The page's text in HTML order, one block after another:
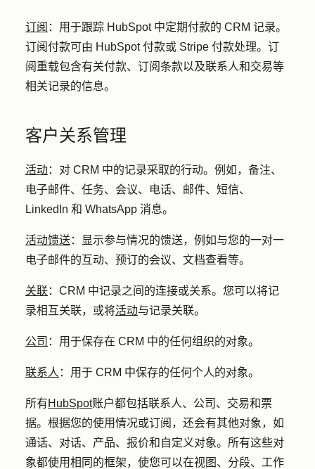
订阅 ： 用于跟踪 HubSpot 中定期付款的 CRM 记录。
订阅付款可由 HubSpot 付款或 Stripe 付款处理。订
阅重载包含有关付款、订阅条款以及联系人和交易等
相关记录的信息。
客户关系管理
活动： 对 CRM 中的记录采取的行动。例如，备注、
电子邮件、任务、会议、电话、邮件、短信、
LinkedIn 和 WhatsApp 消息。
活动馈送：
显示参与情况的馈送，例如与您的一对一
电子邮件的互动、预订的会议、文档查看等。
关联：CRM 中记录之间的连接或关系。您可以将记
录相互关联，或将活动与记录关联。
公司 ： 用于保存在 CRM 中的任何组织的对象。
联系人 ： 用于 CRM 中保存的任何个人的对象。
所有HubSpot账户都包括联系人、公司、交易和票
据。根据您的使用情况或订阅，还会有其他对象，如
通话、对话、产品、报价和自定义对象。所有这些对
象都使用相同的框架，使您可以在视图、分段、工作